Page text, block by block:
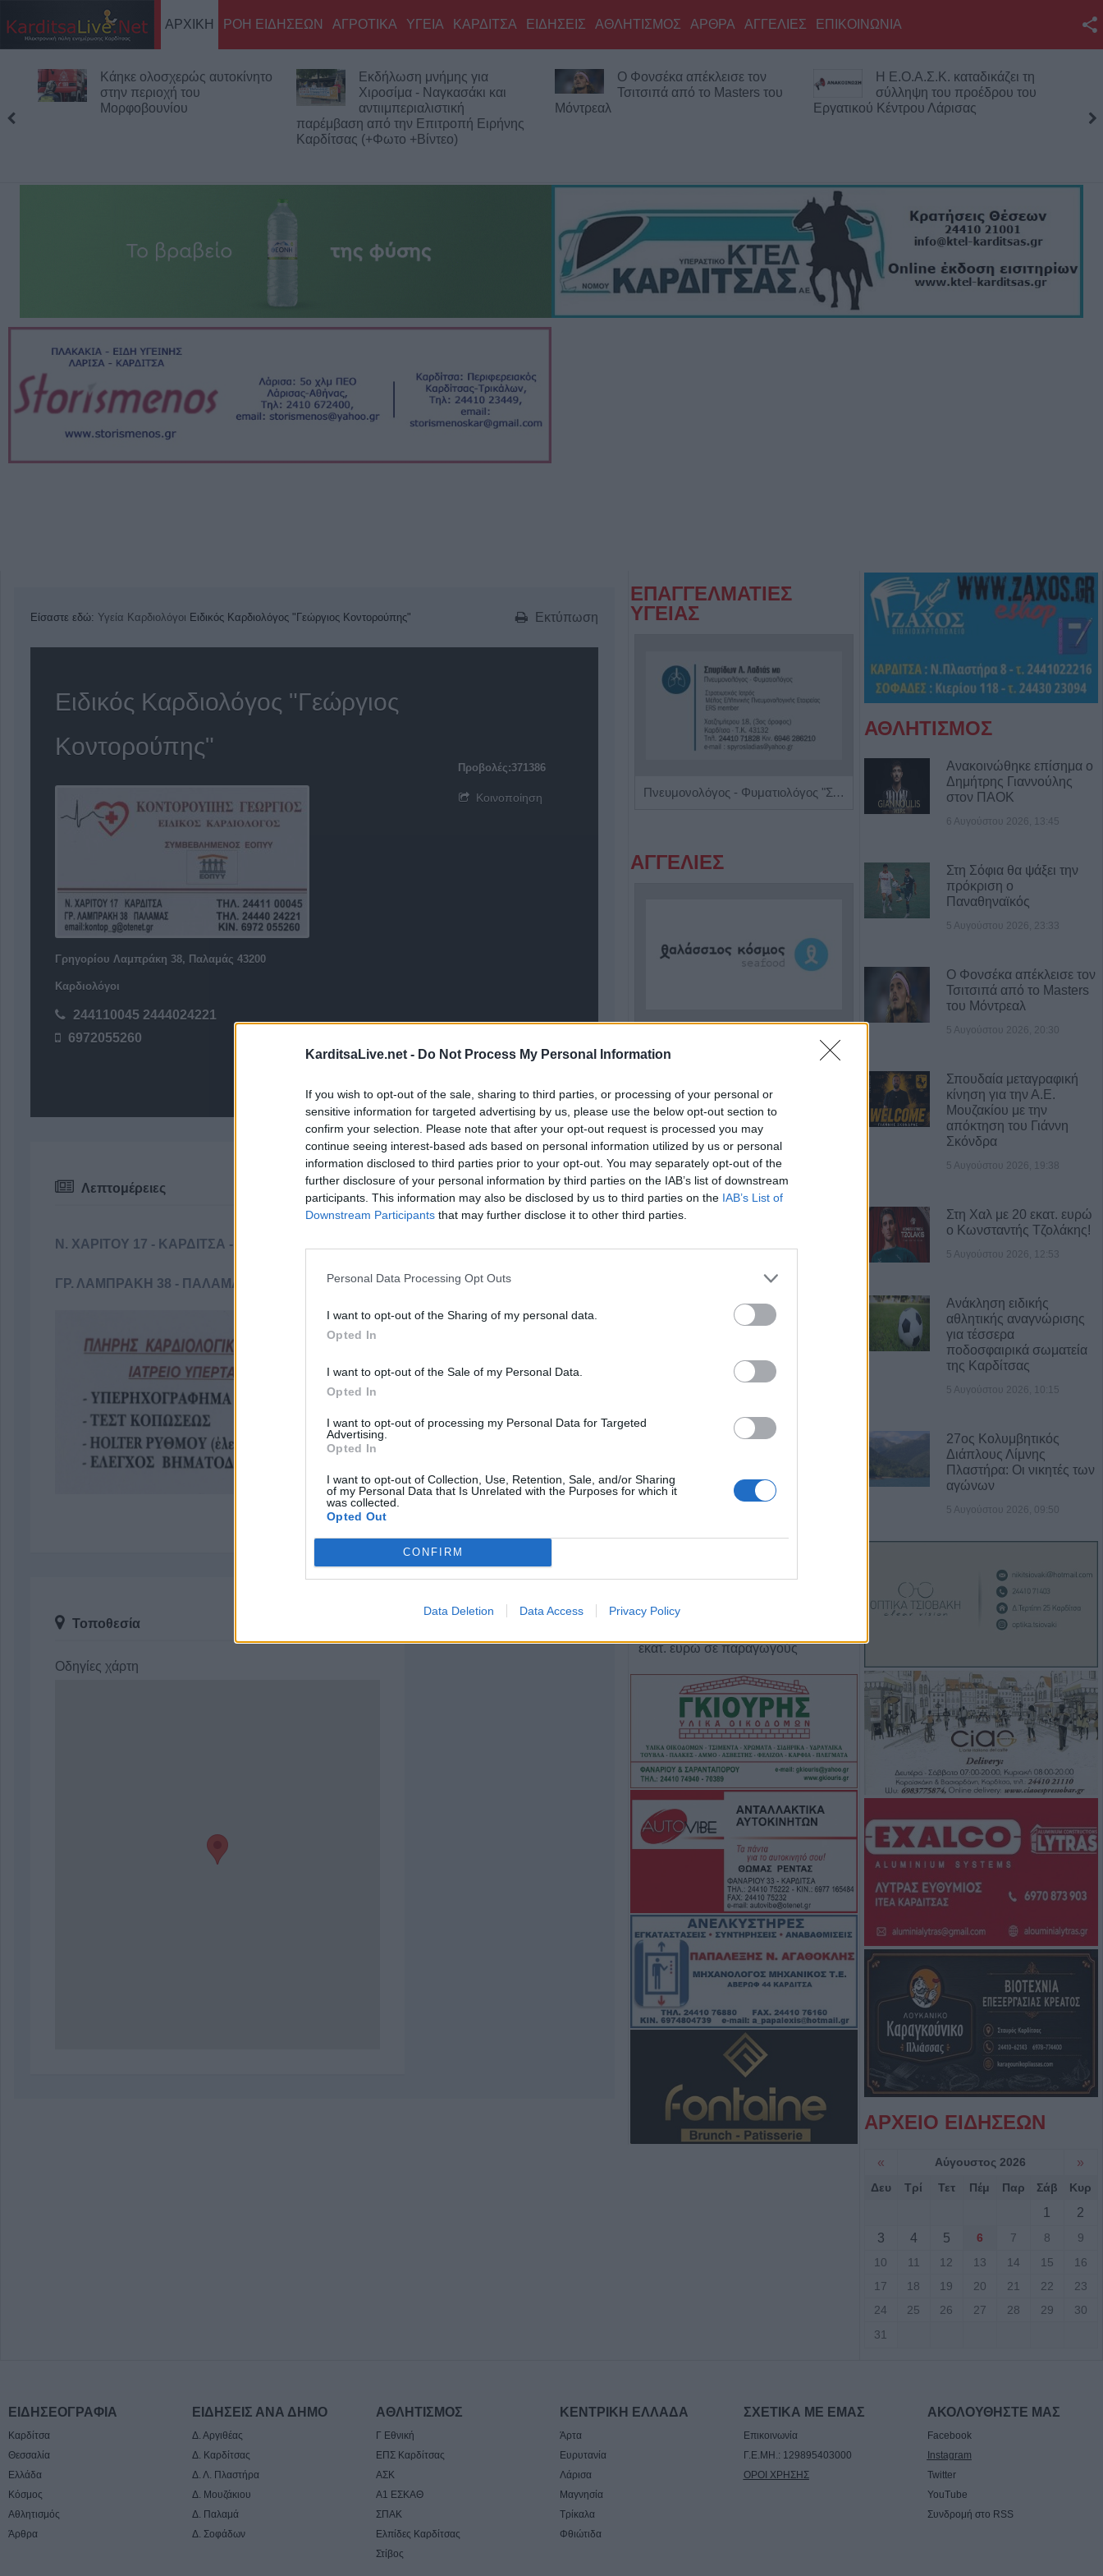
KarditsaLive.net - Do Not Process My Personal Information
If you wish to opt-out of the sale, sharing to third parties, or processing of your personal or
sensitive information for targeted advertising by us, please use the below opt-out section to
confirm your selection. Please note that after your opt-out request is processed you may
continue seeing interest-based ads based on personal information utilized by us or personal
information disclosed to third parties prior to your opt-out. You may separately opt-out of the
further disclosure of your personal information by third parties on the IAB’s list of downstream
participants. This information may also be disclosed by us to third parties on the IAB’s List of
Downstream Participants that may further disclose it to other third parties.
Personal Data Processing Opt Outs
I want to opt-out of the Sharing of my personal data.
Opted In
I want to opt-out of the Sale of my Personal Data.
Opted In
I want to opt-out of processing my Personal Data for Targeted
Advertising.
Opted In
I want to opt-out of Collection, Use, Retention, Sale, and/or Sharing
of my Personal Data that Is Unrelated with the Purposes for which it
was collected.
Opted Out
CONFIRM
Data Deletion Data Access Privacy Policy
Twitter
YouTube
RSS
Επικοινωνία με το
KarditsaLive.Net
ΑΡΧΙΚΗ ΡΟΗ ΕΙΔΗΣΕΩΝ ΑΓΡΟΤΙΚΑ ΥΓΕΙΑ ΚΑΡΔΙΤΣΑ ΕΙΔΗΣΕΙΣ ΑΘΛΗΤΙΣΜΟΣ ΑΡΘΡΑ ΑΓΓΕΛΙΕΣ ΕΠΙΚΟΙΝΩΝΙΑ
Κάηκε ολοσχερώς αυτοκίνητο
στην περιοχή του
Μορφοβουνίου
Εκδήλωση μνήμης για
Χιροσίμα - Ναγκασάκι και
αντιιμπεριαλιστική
παρέμβαση από την Επιτροπή Ειρήνης
Καρδίτσας (+Φωτο +Βίντεο)
Ο Φονσέκα απέκλεισε τον
Τσιτσιπά από το Masters του
Μόντρεαλ
Η Ε.Ο.Α.Σ.Κ. καταδικάζει τη
σύλληψη του προέδρου του
Εργατικού Κέντρου Λάρισας
Εκτύπωση
Είσαστε εδώ: Υγεία Καρδιολόγοι Ειδικός Καρδιολόγος "Γεώργιος Κοντορούπης"
Ειδικός Καρδιολόγος "Γεώργιος
Κοντορούπης"
Γρηγορίου Λαμπράκη 38, Παλαμάς 43200
Καρδιολόγοι
244110045 2444024221
6972055260
Προβολές:371386
Κοινοποίηση
Λεπτομέρειες
N. ΧΑΡΙΤΟΥ 17 - ΚΑΡΔΙΤΣΑ - ΤΗΛ: 24411-00045
ΓΡ. ΛΑΜΠΡΑΚΗ 38 - ΠΑΛΑΜΑΣ - ΤΗΛ: 24440-24221
Τοποθεσία
Οδηγίες χάρτη
Γρηγορίου Λαμπράκη
38, Παλαμάς 43200
ΕΠΑΓΓΕΛΜΑΤΙΕΣ
ΥΓΕΙΑΣ
Πνευμονολόγος - Φυματιολόγος "Σπυρίδων Λ. Λαδιάς" Ειδική Παθολόγος 'Εξάρχου - Παπασπυροπούλου Ευαγγελία'
ΑΓΓΕΛΙΕΣ
Η εταιρεία ΘΑΛΑΣΣΙΟΣ ΚΟΣΜΟΣ Α.Ε.Β.Ε. επιθυμεί να προσλάβει Αποθηκάριο
ΤΕΛΕΥΤΑΙΑ ΝΕΑ
ενίσχυση κτηνοτρόφων που
6 Αυγούστου 2026, 15:26
ηλεκτροδότησης την Παρασκευή
(7/8) σε Ιτέα, Άγιο Γεώργιο,
6 Αυγούστου 2026, 15:00
κάνναβης στην Φθιώτιδα
ΥΠΑΑΤ: Άνοιξε η πλατφόρμα για
εκατ. ευρώ σε παραγωγούς
6 Αυγούστου 2026, 14:26
Την Παρασκευή (7/8) η δεύτερη
πληρωμή σε τρίτεκνες και
πολύτεκνες μητέρες ή τρίτεκνους
και πολύτεκνους μονογονείς
πατέρες του Λογαριασμού
Αγροτικής Εστίας
6 Αυγούστου 2026, 13:56
Ανακοινώθηκε επίσημα ο
Δημήτρης Γιαννούλης στον ΠΑΟΚ
6 Αυγούστου 2026, 13:45
Βανδαλισμοί στο τουριστικό
περίπτερο πληροφοριών στη
διασταύρωση Καστανιάς -
Καταφυγίου και Ραχούλας
6 Αυγούστου 2026, 13:35
Κυκλοφοριακές ρυθμίσεις στην
Δ.Κ. Μορφοβουνίου 10-20
6 Αυγούστου 2026, 13:13
Την Πέμπτη 6 Αυγούστου η κηδεία
της Μαρίας Μουτσάνα
6 Αυγούστου 2026, 12:58
την απομάκρυνση των
ΑΘΛΗΤΙΣΜΟΣ
Ανακοινώθηκε επίσημα ο
Δημήτρης Γιαννούλης
στον ΠΑΟΚ
6 Αυγούστου 2026, 13:45
Στη Σόφια θα ψάξει την
πρόκριση ο
Παναθηναϊκός
5 Αυγούστου 2026, 23:33
Ο Φονσέκα απέκλεισε τον
Τσιτσιπά από το Masters
του Μόντρεαλ
5 Αυγούστου 2026, 20:30
Σπουδαία μεταγραφική
κίνηση για την Α.Ε.
Μουζακίου με την
απόκτηση του Γιάννη
Σκόνδρα
5 Αυγούστου 2026, 19:38
Στη Χαλ με 20 εκατ. ευρώ
ο Κωνσταντής Τζολάκης!
5 Αυγούστου 2026, 12:53
Ανάκληση ειδικής
αθλητικής αναγνώρισης
για τέσσερα
ποδοσφαιρικά σωματεία
της Καρδίτσας
5 Αυγούστου 2026, 10:15
27ος Κολυμβητικός
Διάπλους Λίμνης
Πλαστήρα: Οι νικητές των
αγώνων
5 Αυγούστου 2026, 09:50
ΑΡΧΕΙΟ ΕΙΔΗΣΕΩΝ
« Αύγουστος 2026 »
Δευ Τρί Τετ Πέμ Παρ Σάβ Κυρ
1
2
3
4 5 6 7 8
9
10
11 12 13 14 15
16
17
18 19 20 21 22
23
24
25 26 27 28 29
30
31
ΕΙΔΗΣΕΟΓΡΑΦΙΑ
Καρδίτσα
Θεσσαλία
Ελλάδα
Κόσμος
Αθλητισμός
Άρθρα
ΕΙΔΗΣΕΙΣ ΑΝΑ ΔΗΜΟ
Δ. Αργιθέας
Δ. Καρδίτσας
Δ. Λ. Πλαστήρα
Δ. Μουζάκιου
Δ. Παλαμά
Δ. Σοφάδων
ΑΘΛΗΤΙΣΜΟΣ
Γ Εθνική
ΕΠΣ Καρδίτσας
ΑΣΚ
Α1 ΕΣΚΑΘ
ΣΠΑΚ
Ελπίδες Καρδίτσας
Στίβος
ΚΕΝΤΡΙΚΗ ΕΛΛΑΔΑ
Άρτα
Ευρυτανία
Λάρισα
Μαγνησία
Τρίκαλα
Φθιώτιδα
ΣΧΕΤΙΚΑ ΜΕ ΕΜΑΣ
Επικοινωνία
Γ.Ε.ΜΗ.: 129895403000
ΟΡΟΙ ΧΡΗΣΗΣ
ΑΚΟΛΟΥΘΗΣΤΕ ΜΑΣ
Facebook
Instagram
Twitter
YouTube
Συνδρομή στο RSS